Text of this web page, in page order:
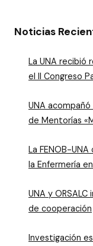
Noticias
La UNA recibió
el II Congreso
UNA
de Mentorías
La FENOB-
la Enfermería
UNA y
de cooperación
Investigación